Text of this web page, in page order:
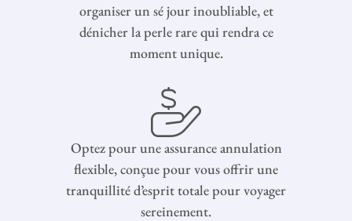
organiser un sé jour inoubliable, et
dénicher la perle rare qui rendra ce
moment unique.
Optez pour une assurance annulation
flexible, conçue pour vous offrir une
tranquillité d’esprit totale pour voyager
sereinement.